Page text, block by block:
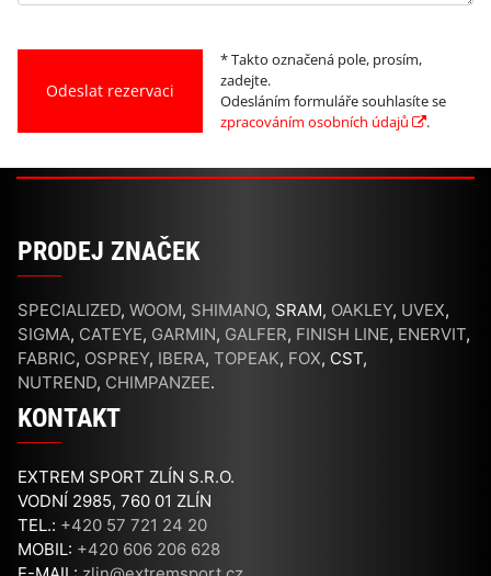
* Takto označená pole, prosím,
zadejte.
Odesláním formuláře souhlasíte se
zpracováním osobních údajů
.
PRODEJ ZNAČEK
SPECIALIZED, WOOM, SHIMANO, SRAM, OAKLEY, UVEX,
SIGMA, CATEYE, GARMIN, GALFER, FINISH LINE, ENERVIT,
FABRIC, OSPREY, IBERA, TOPEAK, FOX, CST,
NUTREND, CHIMPANZEE.
KONTAKT
EXTREM SPORT ZLÍN S.R.O.
VODNÍ 2985, 760 01 ZLÍN
TEL.: +420 57 721 24 20
MOBIL: +420 606 206 628